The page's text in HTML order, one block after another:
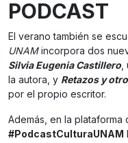
PODCAST
El verano también se
UNAMincorpora dos
Silvia Eugenia Castillero
la autora, y Retazos y
por el propio escritor.
Además, en la plataforma
#PodcastCulturaUNAM